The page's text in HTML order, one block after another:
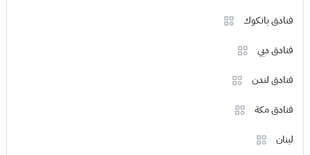
فنادق بانكوك
فنادق دبي
فنادق لندن
فنادق مكة
لبنان